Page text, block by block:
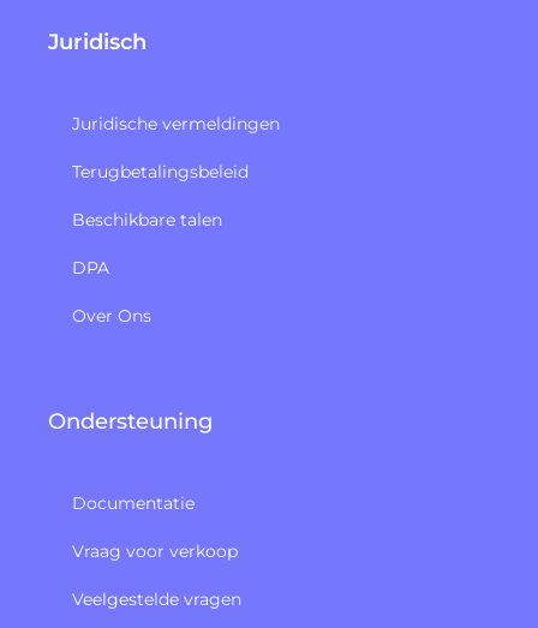
Juridisch
Juridische vermeldingen
Terugbetalingsbeleid​
Beschikbare talen
DPA
Over Ons
Ondersteuning
Documentatie
Vraag voor verkoop
Veelgestelde vragen